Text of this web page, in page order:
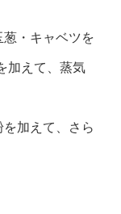
・キャベツを
加えて、蒸気
加えて、さら